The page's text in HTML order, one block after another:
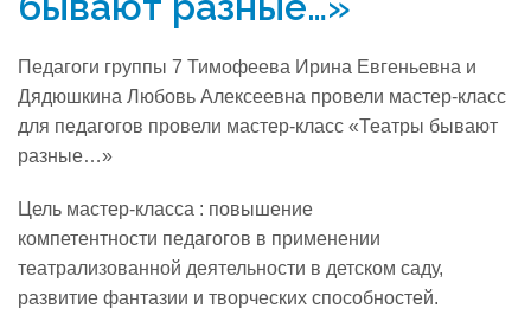
Родителям
Учитель года
Противодействие коррупции
Реализация соц заказа
Напишите нам
Педагоги группы 7 Тимофеева Ирина Евгеньевна и
Дядюшкина Любовь Алексеевна провели мастер-класс
для педагогов провели мастер-класс «Театры бывают
разные…»
Цель мастер-класса : повышение
компетентности педагогов в применении
театрализованной деятельности в детском саду,
развитие фантазии и творческих способностей.